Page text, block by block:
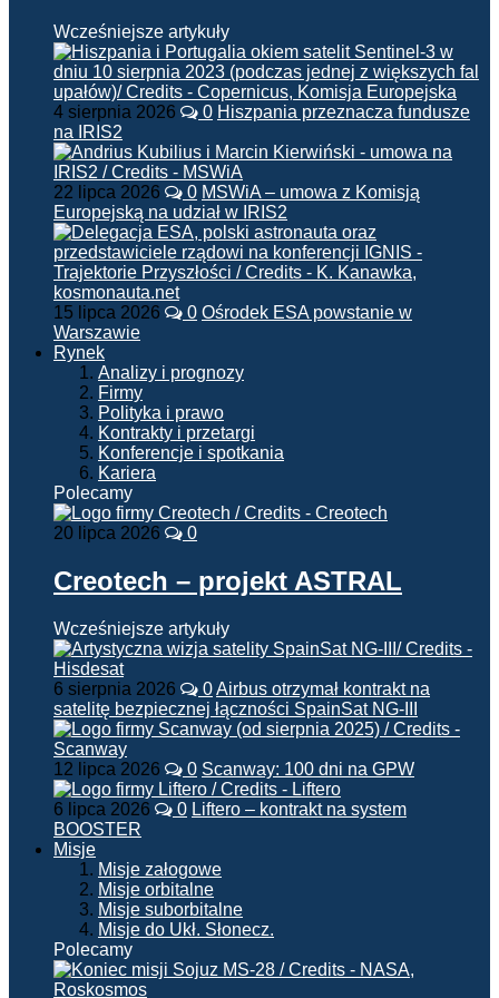
Wcześniejsze artykuły
4 sierpnia 2026 0 Hiszpania przeznacza fundusze
na IRIS2
22 lipca 2026 0 MSWiA – umowa z Komisją
Europejską na udział w IRIS2
15 lipca 2026 0 Ośrodek ESA powstanie w
Warszawie
Rynek
Analizy i prognozy
Firmy
Polityka i prawo
Kontrakty i przetargi
Konferencje i spotkania
Kariera
Polecamy
20 lipca 2026 0
Creotech – projekt ASTRAL
Wcześniejsze artykuły
6 sierpnia 2026 0Airbus otrzymał kontrakt na
satelitę bezpiecznej łączności SpainSat NG-III
12 lipca 2026 0 Scanway: 100 dni na GPW
6 lipca 2026 0 Liftero – kontrakt na system
BOOSTER
Misje
Misje załogowe
Misje orbitalne
Misje suborbitalne
Misje do Ukł. Słonecz.
Polecamy